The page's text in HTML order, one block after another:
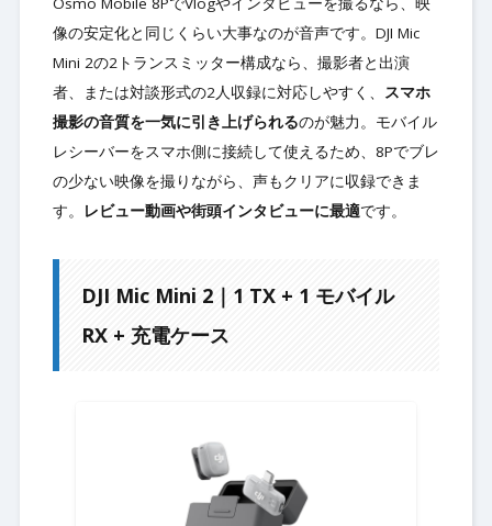
像の安定化と同じくらい大事なのが音声です。DJI Mic
Mini 2の2トランスミッター構成なら、撮影者と出演
者、または対談形式の2人収録に対応しやすく、 スマホ
撮影の音質を一気に引き上げられるのが魅力。モバイル
レシーバーをスマホ側に接続して使えるため、8Pでブレ
の少ない映像を撮りながら、声もクリアに収録できま
す。
レビュー動画や街頭インタビューに最適です。
DJI Mic Mini 2｜1 TX + 1 モバイル
RX + 充電ケース